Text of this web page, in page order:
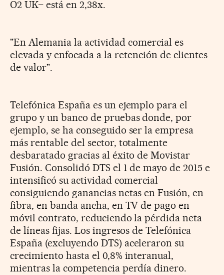
O2 UK– está en 2,38x.
"En Alemania la actividad comercial es
elevada y enfocada a la retención de clientes
de valor".
Telefónica España es un ejemplo para el
grupo y un banco de pruebas donde, por
ejemplo, se ha conseguido ser la empresa
más rentable del sector, totalmente
desbaratado gracias al éxito de Movistar
Fusión. Consolidó DTS el 1 de mayo de 2015 e
intensificó su actividad comercial
consiguiendo ganancias netas en Fusión, en
fibra, en banda ancha, en TV de pago en
móvil contrato, reduciendo la pérdida neta
de líneas fijas. Los ingresos de Telefónica
España (excluyendo DTS) aceleraron su
crecimiento hasta el 0,8% interanual,
mientras la competencia perdía dinero.